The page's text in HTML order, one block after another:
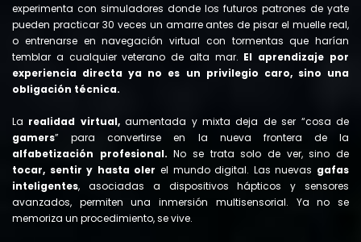
experimenta con simuladores donde los futuros patrones de yate
pueden practicar 30 veces un amarre antes de pisar el muelle real,
o entrenarse en navegación virtual con tormentas que harían
temblar a cualquier veterano de alta mar. El aprendizaje por
experiencia directa ya no es un privilegio caro, sino una
obligación técnica.
La realidad virtual,aumentada y mixta deja de ser “cosa de
gamers” para convertirse en la nueva frontera de la
alfabetización profesional.No se trata solo de ver, sino de
tocar, sentir y hasta oler el mundo digital. Las nuevas gafas
inteligentes, asociadas a dispositivos hápticos y sensores
avanzados, permiten una inmersión multisensorial. Ya no se
memoriza un procedimiento, se vive.